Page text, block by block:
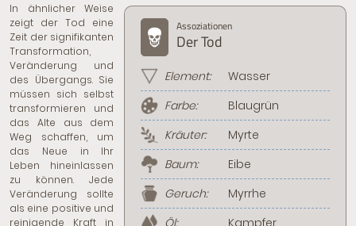
Assoziationen
Der Tod
Element:
Wasser
Farbe:
Blaugrün
Kräuter:
Myrte
Baum:
Eibe
Geruch:
Myrrhe
Öl:
Kampfer
In ähnlicher Weise
zeigt der Tod eine
Zeit der signifikanten
Transformation,
Veränderung und
des Übergangs. Sie
müssen sich selbst
transformieren und
das Alte aus dem
Weg schaffen, um
das Neue in Ihr
Leben hineinlassen
zu können. Jede
Veränderung sollte
als eine positive und
reinigende Kraft in